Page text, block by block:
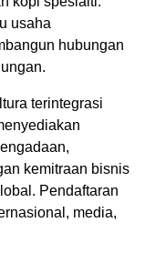
usaha
hubungan
terintegrasi
kemitraan bisnis
Pendaftaran
media,